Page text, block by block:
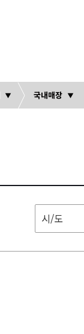
국내매장
시/도